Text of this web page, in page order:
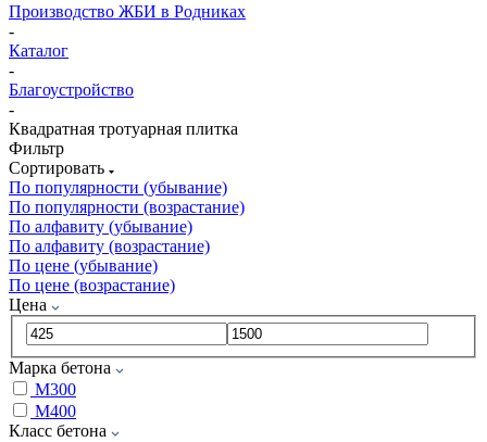
Производство ЖБИ в Родниках
-
Каталог
-
Благоустройство
-
Квадратная тротуарная плитка
Фильтр
Сортировать
По популярности (убывание)
По популярности (возрастание)
По алфавиту (убывание)
По алфавиту (возрастание)
По цене (убывание)
По цене (возрастание)
Цена
Марка бетона
М300
М400
Класс бетона